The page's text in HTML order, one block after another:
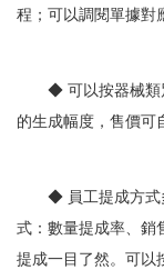
程；可以調閱單據對
◆ 可以按器械類別
的生成幅度，售價可
◆ 員工提成方式多
式：數量提成率、銷
提成一目了然。可以